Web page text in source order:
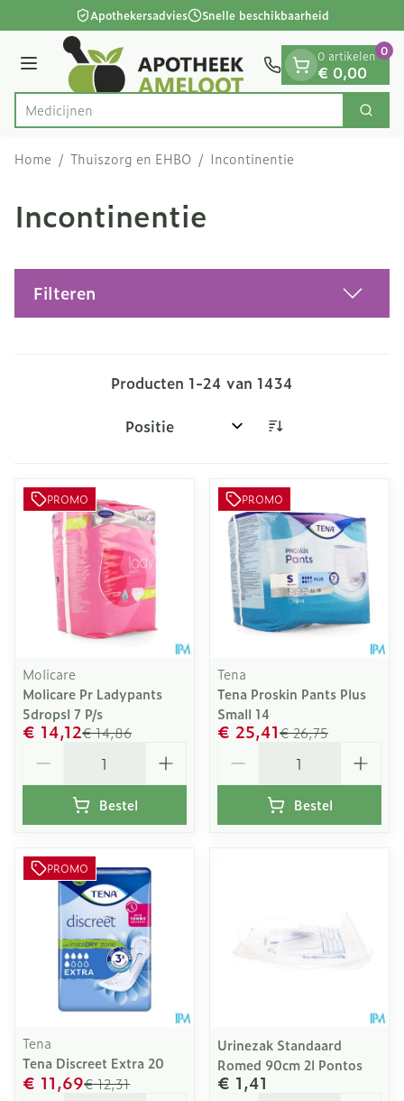
Ga naar de inhoudApothekersadvies Snelle beschikbaarheid
Menu
Product, merk, categorie... Zoek
0 artikelen
€ 0,00
0
Home / Thuiszorg en EHBO / Incontinentie
Incontinentie
Filteren
Producten 1-24 van 1434
Sorteer op:
PROMO
Molicare
Molicare Pr Ladypants
5dropsl 7 P/s
€ 14,86
€ 14,12
Bestel
PROMO
Tena
Tena Proskin Pants Plus
Small 14
€ 26,75
€ 25,41
Bestel
PROMO
Tena
Tena Discreet Extra 20
€ 12,31
€ 11,69
Urinezak Standaard
Romed 90cm 2l Pontos
€ 1,41